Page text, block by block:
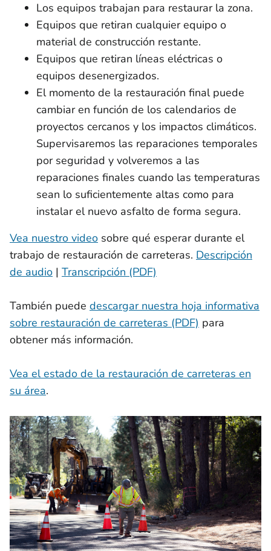
Los equipos trabajan para restaurar la zona.
Equipos que retiran cualquier equipo o
material de construcción restante.
Equipos que retiran líneas eléctricas o
equipos desenergizados.
El momento de la restauración final puede
cambiar en función de los calendarios de
proyectos cercanos y los impactos climáticos.
Supervisaremos las reparaciones temporales
por seguridad y volveremos a las
reparaciones finales cuando las temperaturas
sean lo suficientemente altas como para
instalar el nuevo asfalto de forma segura.
Vea nuestro video sobre qué esperar durante el
trabajo de restauración de carreteras. Descripción
de audio | Transcripción (PDF)
También puede descargar nuestra hoja informativa
sobre restauración de carreteras (PDF) para
obtener más información.
Vea el estado de la restauración de carreteras en
su área.